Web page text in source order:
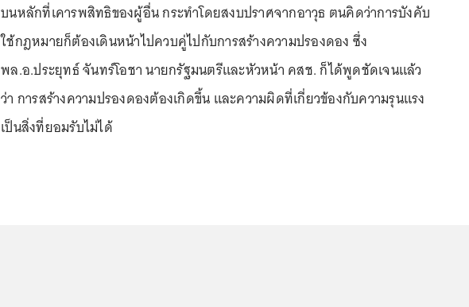
บนหลักที่เคารพสิทธิของผู้อื่น กระทำโดยสงบปราศจากอาวุธ ตนคิดว่าการบังคับ
ใช้กฎหมายก็ต้องเดินหน้าไปควบคู่ไปกับการสร้างความปรองดอง ซึ่ง
พล.อ.ประยุทธ์ จันทร์โอชา นายกรัฐมนตรีและหัวหน้า คสช. ก็ได้พูดชัดเจนแล้ว
ว่า การสร้างความปรองดองต้องเกิดขึ้น และความผิดที่เกี่ยวข้องกับความรุนแรง
เป็นสิ่งที่ยอมรับไม่ได้